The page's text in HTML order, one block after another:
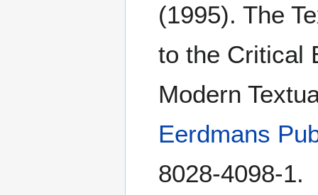
(1995). The
to the Critical
Modern
Eerdmans
8028-4098-1.